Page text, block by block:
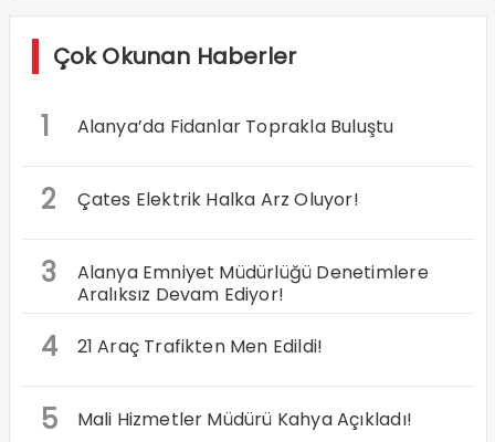
Çok Okunan Haberler
1 Alanya’da Fidanlar Toprakla Buluştu
2 Çates Elektrik Halka Arz Oluyor!
3
Alanya Emniyet Müdürlüğü Denetimlere
Aralıksız Devam Ediyor!
4 21 Araç Trafikten Men Edildi!
5 Mali Hizmetler Müdürü Kahya Açıkladı!